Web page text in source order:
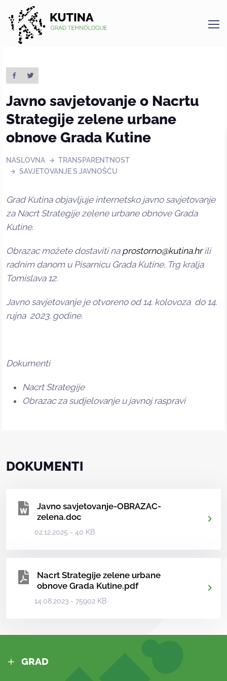
Kutina
Javno savjetovanje o Nacrtu
Strategije zelene urbane
obnove Grada Kutine
NASLOVNA
TRANSPARENTNOST
SAVJETOVANJE S JAVNOŠĆU
Grad Kutina objavljuje internetsko javno savjetovanje
za Nacrt Strategije zelene urbane obnove Grada
Kutine.
Obrazac možete dostaviti na prostorno@kutina.hrili
radnim danom u Pisarnicu Grada Kutine, Trg kralja
Tomislava 12.
Javno savjetovanje je otvoreno od 14. kolovoza do 14.
rujna 2023. godine.
Dokumenti
Nacrt Strategije
Obrazac za sudjelovanje u javnoj raspravi
DOKUMENTI
Javno savjetovanje-OBRAZAC-
zelena.doc
02.12.2025 - 40 KB
Nacrt Strategije zelene urbane
obnove Grada Kutine.pdf
14.08.2023 - 75902 KB
GRAD